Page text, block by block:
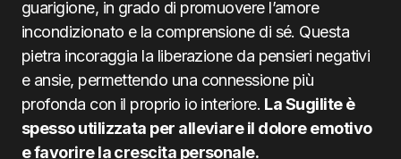
guarigione, in grado di promuovere l’amore
incondizionato e la comprensione di sé. Questa
pietra incoraggia la liberazione da pensieri negativi
e ansie, permettendo una connessione più
profonda con il proprio io interiore. La Sugilite è
spesso utilizzata per alleviare il dolore emotivo
e favorire la crescita personale.